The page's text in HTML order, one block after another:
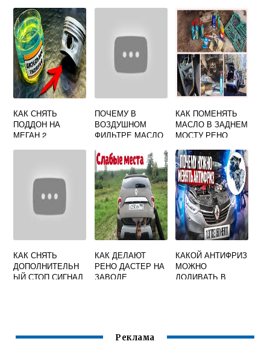
ЛОГАН 2
КАК СНЯТЬ
ПОДДОН НА
МЕГАН 2
ПОЧЕМУ В
ВОЗДУШНОМ
ФИЛЬТРЕ МАСЛО
КАК ПОМЕНЯТЬ
МАСЛО В ЗАДНЕМ
МОСТУ РЕНО
КАК СНЯТЬ
ДОПОЛНИТЕЛЬН
ЫЙ СТОП СИГНАЛ
КАК ДЕЛАЮТ
РЕНО ДАСТЕР НА
ЗАВОДЕ
КАКОЙ АНТИФРИЗ
МОЖНО
ДОЛИВАТЬ В
Реклама